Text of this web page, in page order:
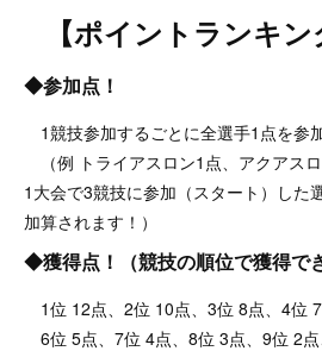
【ポイントランキン
◆参加点！
1競技参加するごとに全選手1点を参
（例 トライアスロン1点、アクアスロ
1大会で3競技に参加（スタート）した
加算されます！）
◆獲得点！（競技の順位で獲得で
1位 12点、2位 10点、3位 8点、4位
6位 5点、7位 4点、8位 3点、9位 2